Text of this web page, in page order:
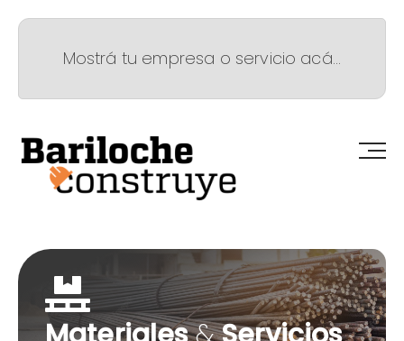
Mostrá tu empresa o servicio acá...